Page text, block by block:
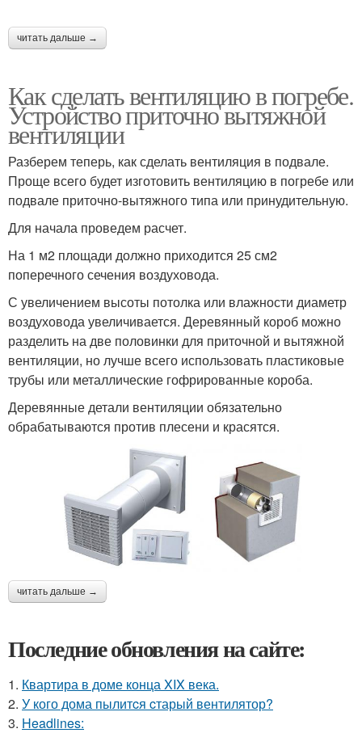
читать дальше →
Как сделать вентиляцию в погребе.
Устройство приточно вытяжной
вентиляции
Разберем теперь, как сделать вентиляция в подвале.
Проще всего будет изготовить вентиляцию в погребе или
подвале приточно-вытяжного типа или принудительную.
Для начала проведем расчет.
На 1 м2 площади должно приходится 25 см2
поперечного сечения воздуховода.
С увеличением высоты потолка или влажности диаметр
воздуховода увеличивается. Деревянный короб можно
разделить на две половинки для приточной и вытяжной
вентиляции, но лучше всего использовать пластиковые
трубы или металлические гофрированные короба.
Деревянные детали вентиляции обязательно
обрабатываются против плесени и красятся.
читать дальше →
Последние обновления на сайте:
1. Квартира в доме конца XIX века.
2. У кого дома пылитcя cтарый вентилятор?
3. Headlines: